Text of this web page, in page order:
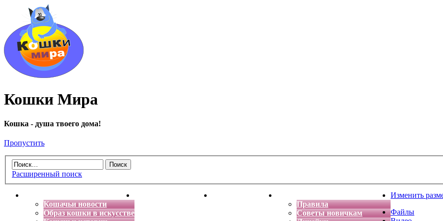
Кошки Мира
Кошка - душа твоего дома!
Пропустить
Расширенный поиск
Кошачьи новости
Образ кошки в искусстве
Энциклопедия кошек Детская фантазия
Правила
Советы новичкам
Изменить
Файлы